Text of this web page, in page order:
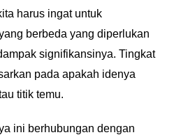
harus ingat untuk
berbeda yang diperlukan
signifikansinya. Tingkat
pada apakah idenya
titik temu.
ini berhubungan dengan